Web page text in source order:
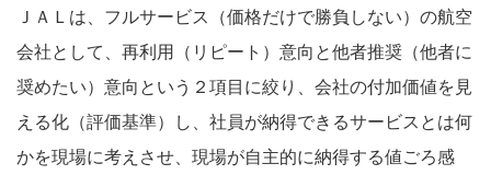
ＪＡＬは、フルサービス（価格だけで勝負しない）の航空
会社として、再利用（リピート）意向と他者推奨（他者に
奨めたい）意向という２項目に絞り、会社の付加価値を見
える化（評価基準）し、社員が納得できるサービスとは何
かを現場に考えさせ、現場が自主的に納得する値ごろ感